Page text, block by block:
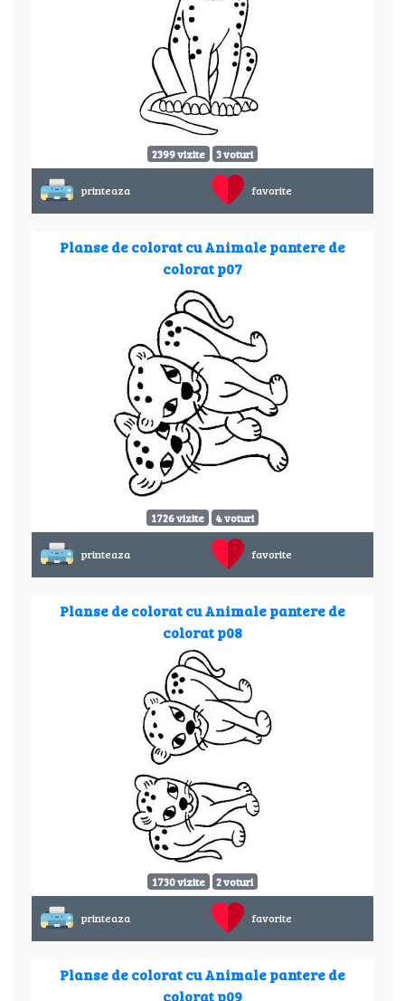
2399 vizite 3 voturi
printeaza favorite
Planse de colorat cu Animale pantere de
colorat p07
1726 vizite 4 voturi
printeaza favorite
Planse de colorat cu Animale pantere de
colorat p08
1730 vizite 2 voturi
printeaza favorite
Planse de colorat cu Animale pantere de
colorat p09